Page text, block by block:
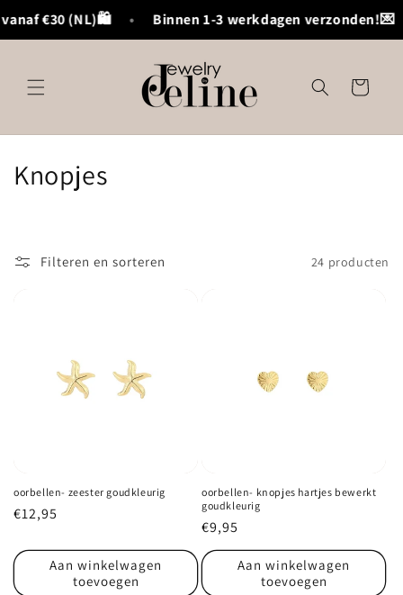
naar de
content
€30 (NL)🛍️ Binnen 1-3 werkdagen verzonden!💌
Winkelwagen
C
:
Knopjes
Filteren en sorteren 24 producten
oorbellen- zeester goudkleurig
Normale
€12,95
Aan winkelwagen
toevoegen
oorbellen- knopjes hartjes bewerkt
goudkleurig
Normale
prijs
€9,95
Aan winkelwagen
toevoegen